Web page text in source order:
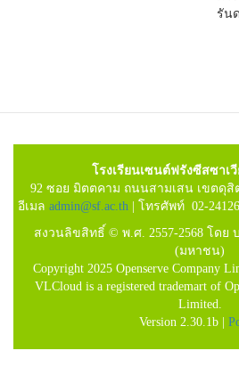
รัน
โรงเรียนเซนต์ฟรังซีสซาเ
92 ซอย มิตตคาม ถนนสามเสน เขตดุสิ
อีเมล admin@sf.ac.th | โทรศัพท์ 02-
สงวนลิขสิทธิ์ © พ.ศ. 2557-2568 โดย
(มหาชน)
Copyright 2025 Openserve Company
VLCloud is a registered trademart of
Limited.
Version 2.30.1b |